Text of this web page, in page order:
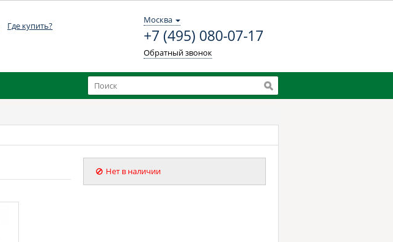
Где купить?
Москва
+7 (495) 080-07-17
Обратный звонок
Нет в наличии